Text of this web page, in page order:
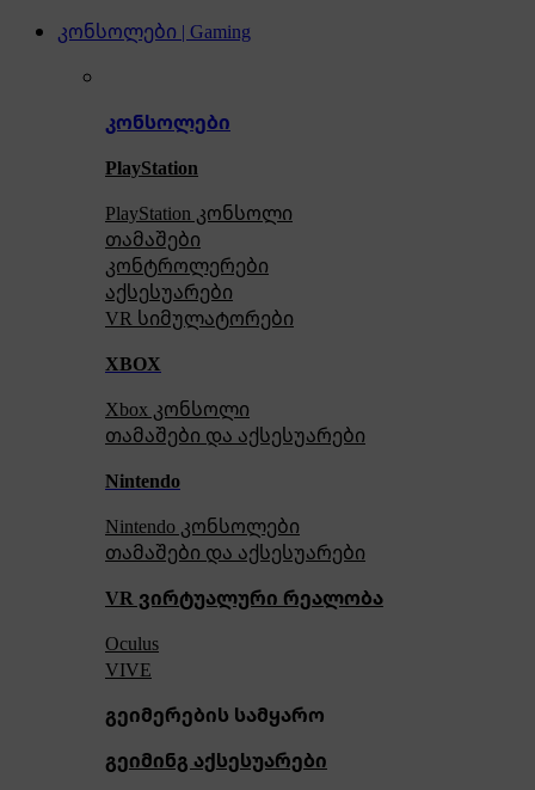
კონსოლები | Gaming
კონსოლები
PlayStation
PlayStation კონსოლი
თამაშები
კონტროლერები
აქსესუარები
VR სიმულატორები
XBOX
Xbox კონსოლი
თამაშები და აქსესუარები
Nintendo
Nintendo კონსოლები
თამაშები და აქსესუარები
VR ვირტუალური რეალობა
Oculus
VIVE
გეიმერების სამყარო
გეიმინგ აქსესუარები